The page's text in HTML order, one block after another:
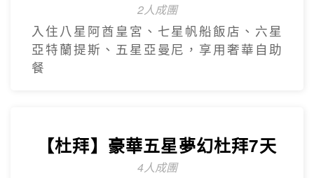
2人成團
入住八星阿酋皇宮、七星帆船飯店、六星
亞特蘭提斯、五星亞曼尼，享用奢華自助
餐
【杜拜】豪華五星夢幻杜拜7天
4人成團